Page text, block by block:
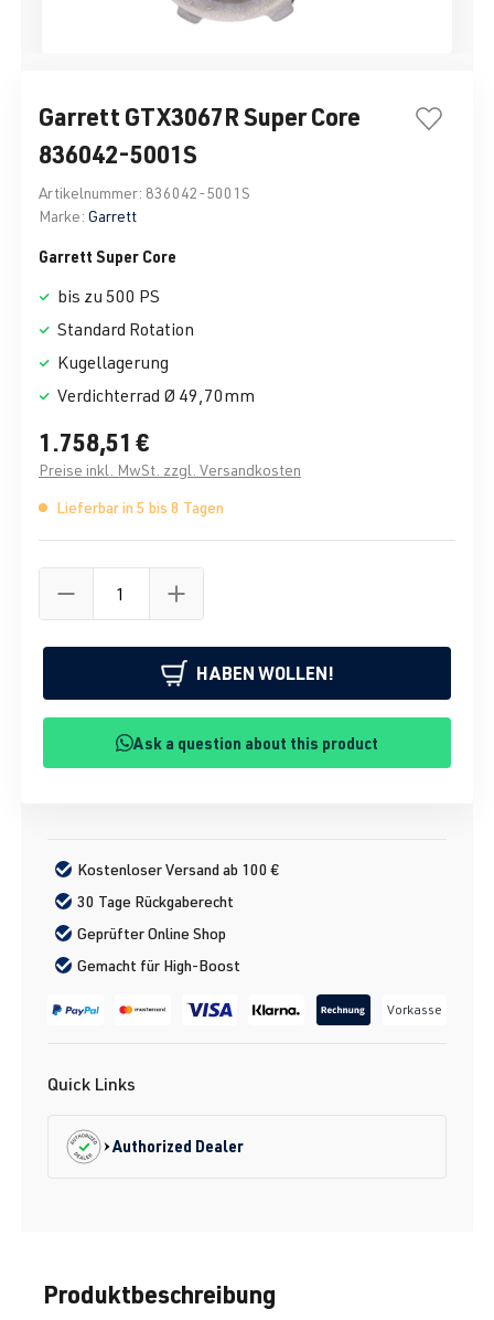
Garrett GTX3067R Super Core
836042-5001S
Artikelnummer: 836042-5001S
Marke: Garrett
Garrett Super Core
bis zu 500 PS
Standard Rotation
Kugellagerung
Verdichterrad Ø 49,70mm
1.758,51 €
Preise inkl. MwSt. zzgl. Versandkosten
Lieferbar in 5 bis 8 Tagen
HABEN WOLLEN!
Ask a question about this product
Kostenloser Versand ab 100 €
30 Tage Rückgaberecht
Geprüfter Online Shop
Gemacht für High-Boost
Vorkasse
Quick Links
Authorized Dealer
Produktbeschreibung